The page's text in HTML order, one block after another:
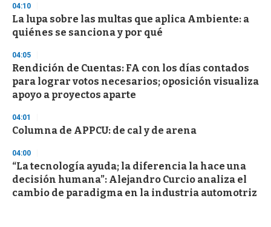
04:10
La lupa sobre las multas que aplica Ambiente: a
quiénes se sanciona y por qué
04:05
Rendición de Cuentas: FA con los días contados
para lograr votos necesarios; oposición visualiza
apoyo a proyectos aparte
04:01
Columna de APPCU: de cal y de arena
04:00
“La tecnología ayuda; la diferencia la hace una
decisión humana”: Alejandro Curcio analiza el
cambio de paradigma en la industria automotriz